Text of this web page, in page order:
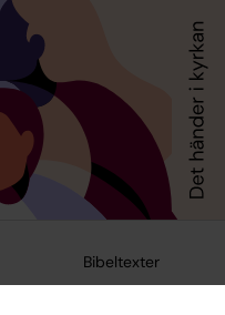
Bibeltexter